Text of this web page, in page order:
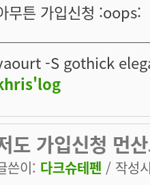
무튼 가입신청 :oops:
-S gothick
도 가입신청 먼
쓴이: 다크슈테펜 / 작성